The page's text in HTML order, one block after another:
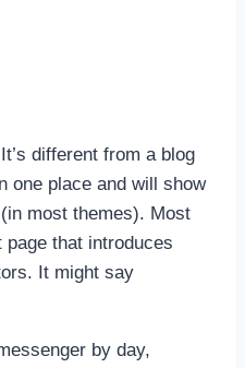
different from a blog
one place and will show
most themes). Most
page that introduces
It might say
by day,